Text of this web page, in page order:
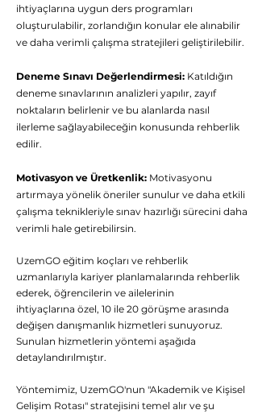
ihtiyaçlarına uygun ders programları
oluşturulabilir, zorlandığın konular ele alınabilir
ve daha verimli çalışma stratejileri geliştirilebilir.
Deneme Sınavı Değerlendirmesi: Katıldığın
deneme sınavlarının analizleri yapılır, zayıf
noktaların belirlenir ve bu alanlarda nasıl
ilerleme sağlayabileceğin konusunda rehberlik
edilir.
Motivasyon ve Üretkenlik: Motivasyonu
artırmaya yönelik öneriler sunulur ve daha etkili
çalışma teknikleriyle sınav hazırlığı sürecini daha
verimli hale getirebilirsin.
UzemGO eğitim koçları ve rehberlik
uzmanlarıyla kariyer planlamalarında rehberlik
ederek, öğrencilerin ve ailelerinin
ihtiyaçlarına özel, 10 ile 20 görüşme arasında
değişen danışmanlık hizmetleri sunuyoruz.
Sunulan hizmetlerin yöntemi aşağıda
detaylandırılmıştır.
Yöntemimiz, UzemGO'nun "Akademik ve Kişisel
Gelişim Rotası" stratejisini temel alır ve şu
👋 Hoş geldiniz! Size
olabiliriz?
Hergün 09:00-23:59 saatleri arasında
WhatsApp üzerinden bizimle iletişime
Eğitim Danışmanına
Sor
Tap to chat